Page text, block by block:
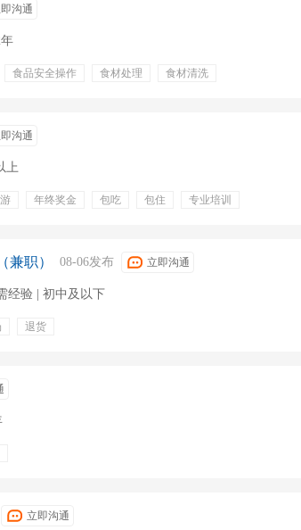
沟通
食品安全操作 食材处理
食材清洗
沟通
上
年终奖金 包吃 包住
专业培训
兼职） 08-06发布 立即沟通
经验 | 初中及以下
退货
立即沟通